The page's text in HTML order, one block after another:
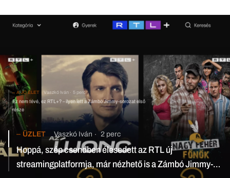
A JÓ ÉLET Vaszkó Iván 5 perc
Ez nem tévé, ez RTL+? – ilyen lett a Zámbó Jimmy-sorozat első
része
ÜZLET Vaszkó Iván 2 perc
Hoppá, szép csendben élesedett az RTL új
streamingplatformja, már nézhető is a Zámbó Jimmy-